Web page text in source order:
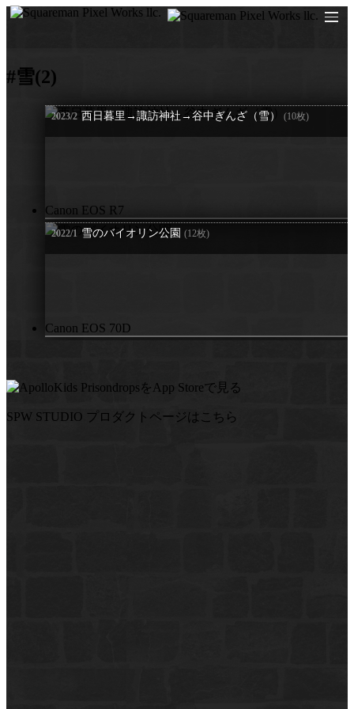
#雪(2)
Canon EOS R7
2023/2 西日暮里→諏訪神社→谷中ぎんざ（雪） (10枚)
Canon EOS 70D
2022/1 雪のバイオリン公園 (12枚)
SPW STUDIO プロダクトページはこちら